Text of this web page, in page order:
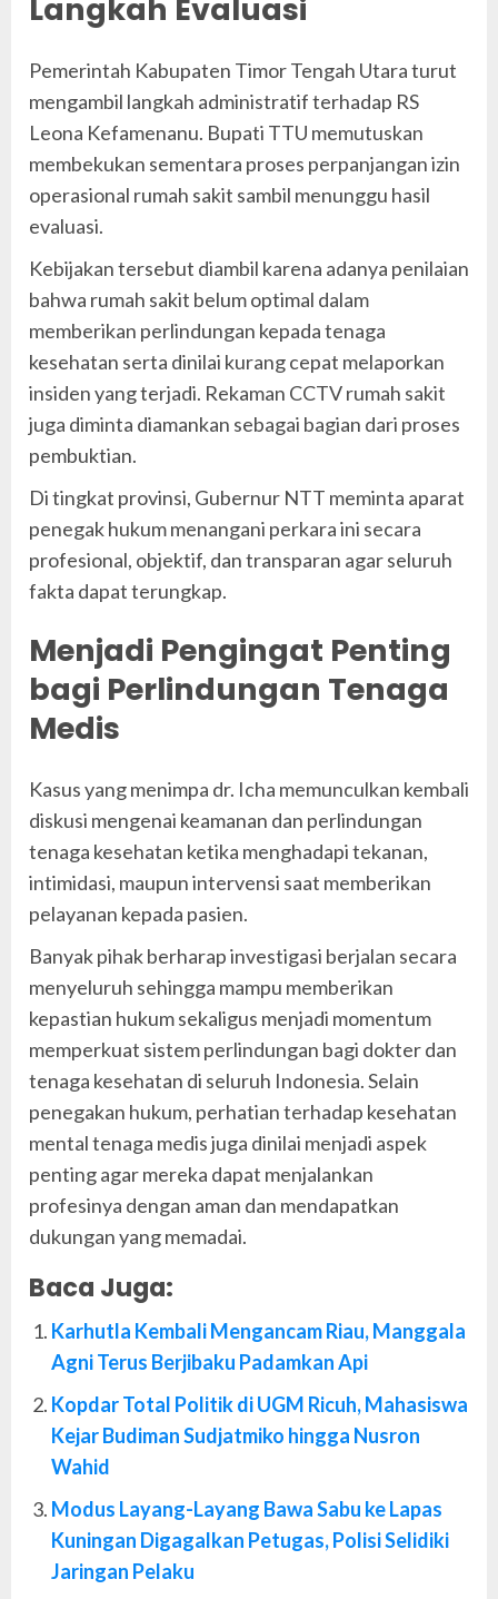
Langkah Evaluasi
Pemerintah Kabupaten Timor Tengah Utara turut
mengambil langkah administratif terhadap RS
Leona Kefamenanu. Bupati TTU memutuskan
membekukan sementara proses perpanjangan izin
operasional rumah sakit sambil menunggu hasil
evaluasi.
Kebijakan tersebut diambil karena adanya penilaian
bahwa rumah sakit belum optimal dalam
memberikan perlindungan kepada tenaga
kesehatan serta dinilai kurang cepat melaporkan
insiden yang terjadi. Rekaman CCTV rumah sakit
juga diminta diamankan sebagai bagian dari proses
pembuktian.
Di tingkat provinsi, Gubernur NTT meminta aparat
penegak hukum menangani perkara ini secara
profesional, objektif, dan transparan agar seluruh
fakta dapat terungkap.
Menjadi Pengingat Penting
bagi Perlindungan Tenaga
Medis
Kasus yang menimpa dr. Icha memunculkan kembali
diskusi mengenai keamanan dan perlindungan
tenaga kesehatan ketika menghadapi tekanan,
intimidasi, maupun intervensi saat memberikan
pelayanan kepada pasien.
Banyak pihak berharap investigasi berjalan secara
menyeluruh sehingga mampu memberikan
kepastian hukum sekaligus menjadi momentum
memperkuat sistem perlindungan bagi dokter dan
tenaga kesehatan di seluruh Indonesia. Selain
penegakan hukum, perhatian terhadap kesehatan
mental tenaga medis juga dinilai menjadi aspek
penting agar mereka dapat menjalankan
profesinya dengan aman dan mendapatkan
dukungan yang memadai.
Baca Juga:
Karhutla Kembali Mengancam Riau, Manggala
Agni Terus Berjibaku Padamkan Api
Kopdar Total Politik di UGM Ricuh, Mahasiswa
Kejar Budiman Sudjatmiko hingga Nusron
Wahid
Modus Layang-Layang Bawa Sabu ke Lapas
Kuningan Digagalkan Petugas, Polisi Selidiki
Jaringan Pelaku